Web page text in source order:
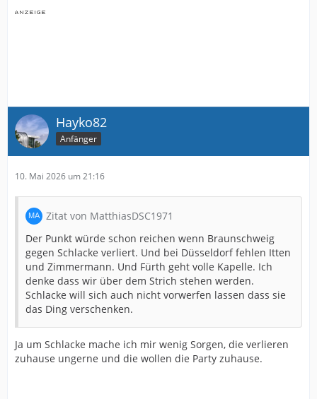
Hayko82
Anfänger
10. Mai 2026 um 21:16
Zitat von MatthiasDSC1971
Der Punkt würde schon reichen wenn Braunschweig
gegen Schlacke verliert. Und bei Düsseldorf fehlen Itten
und Zimmermann. Und Fürth geht volle Kapelle. Ich
denke dass wir über dem Strich stehen werden.
Schlacke will sich auch nicht vorwerfen lassen dass sie
das Ding verschenken.
Ja um Schlacke mache ich mir wenig Sorgen, die verlieren
zuhause ungerne und die wollen die Party zuhause.